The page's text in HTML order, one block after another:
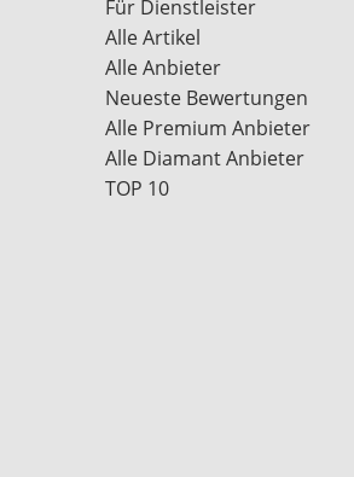
Für Dienstleister
Alle Artikel
Alle Anbieter
Neueste Bewertungen
Alle Premium Anbieter
Alle Diamant Anbieter
TOP 10